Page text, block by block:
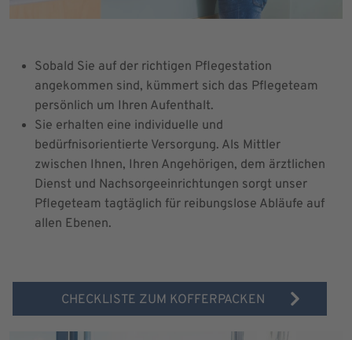
Sobald Sie auf der richtigen Pflegestation
angekommen sind, kümmert sich das Pflegeteam
persönlich um Ihren Aufenthalt.
Sie erhalten eine individuelle und
bedürfnisorientierte Versorgung. Als Mittler
zwischen Ihnen, Ihren Angehörigen, dem ärztlichen
Dienst und Nachsorgeeinrichtungen sorgt unser
Pflegeteam tagtäglich für reibungslose Abläufe auf
allen Ebenen.
CHECKLISTE ZUM KOFFERPACKEN